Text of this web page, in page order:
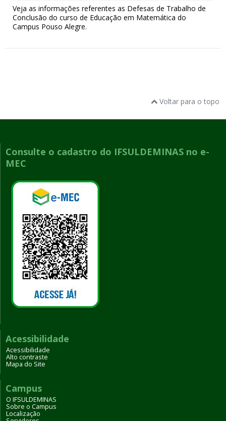
Veja as informações referentes as Defesas de Trabalho de
Conclusão do curso de Educação em Matemática do
Campus Pouso Alegre.
Voltar para o topo
Consulte o cadastro do IFSULDEMINAS no e-
MEC
Acessibilidade
Acessibilidade
Alto contraste
Mapa do Site
Campus
O IFSULDEMINAS
Sobre o Campus
Localização